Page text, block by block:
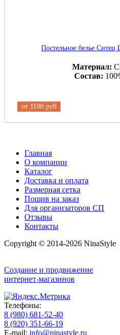
Постельное белье
Материал:
Состав:
от 1190 руб
Главная
О компании
Каталог
Доставка и оплата
Размерная сетка
Пошив на заказ
Для организаторов СП
Отзывы
Контакты
Copyright © 2014-2026 NinaStyle
Создание и продвижение
интернет-магазинов
Телефоны:
8 (980) 681-52-40
8 (920) 351-66-19
E-mail: info@ninastyle.ru